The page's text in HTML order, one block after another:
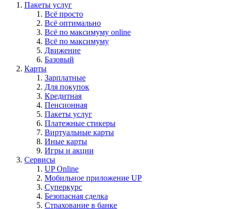
Пакеты услуг
Всё просто
Всё оптимально
Всё по максимуму online
Всё по максимуму
Движение
Базовый
Карты
Зарплатные
Для покупок
Кредитная
Пенсионная
Пакеты услуг
Платежные стикеры
Виртуальные карты
Иные карты
Игры и акции
Сервисы
UP Online
Мобильное приложение UP
Суперкурс
Безопасная сделка
Страхование в банке